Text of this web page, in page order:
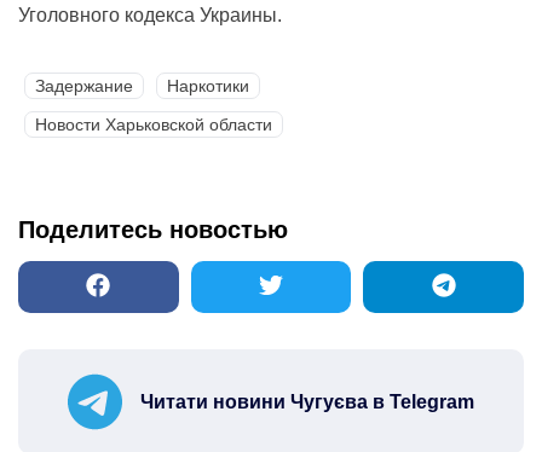
Уголовного кодекса Украины.
Задержание
Наркотики
Новости Харьковской области
Поделитесь новостью
Читати новини Чугуєва в Telegram